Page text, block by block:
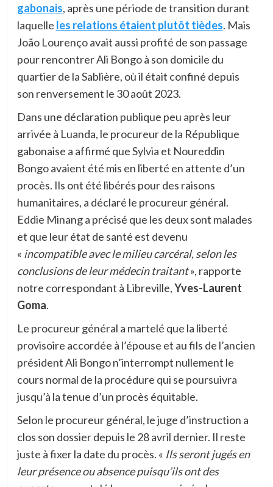
gabonais, après une période de transition durant
laquelle les relations étaient plutôt tièdes. Mais
João Lourenço avait aussi profité de son passage
pour rencontrer Ali Bongo à son domicile du
quartier de la Sablière, où il était confiné depuis
son renversement le 30 août 2023.
Dans une déclaration publique peu après leur
arrivée à Luanda, le procureur de la République
gabonaise a affirmé que Sylvia et Noureddin
Bongo avaient été mis en liberté en attente d’un
procès. Ils ont été libérés pour des raisons
humanitaires, a déclaré le procureur général.
Eddie Minang a précisé que les deux sont malades
et que leur état de santé est devenu
« incompatible avec le milieu carcéral, selon les
conclusions de leur médecin traitant», rapporte
notre correspondant à Libreville,Yves-Laurent
Goma.
Le procureur général a martelé que la liberté
provisoire accordée à l’épouse et au fils de l’ancien
président Ali Bongo n’interrompt nullement le
cours normal de la procédure qui se poursuivra
jusqu’à la tenue d’un procès équitable.
Selon le procureur général, le juge d’instruction a
clos son dossier depuis le 28 avril dernier. Il reste
juste à fixer la date du procès. « Ils seront jugés en
leur présence ou absence puisqu’ils ont des